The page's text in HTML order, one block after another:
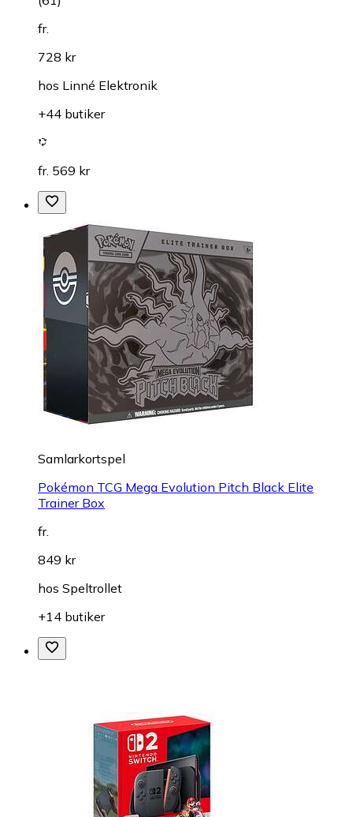
fr.
728 kr
hos Linné Elektronik
+44 butiker
fr. 569 kr
Samlarkortspel
Pokémon TCG Mega Evolution Pitch Black Elite
Trainer Box
fr.
849 kr
hos Speltrollet
+14 butiker